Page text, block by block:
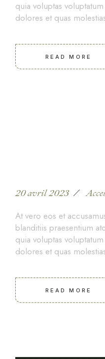
quia voluptas
dolores et quas
READ MORE
20 avril 2023
At vero eos et
blanditiis praesentium
quia voluptas
dolores et quas
READ MORE